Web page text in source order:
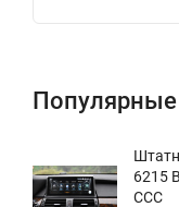
6215
CCC